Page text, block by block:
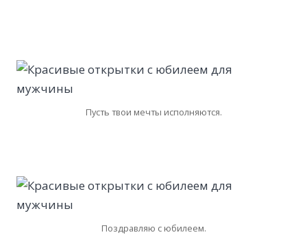
Пусть твои мечты исполняются.
Поздравляю с юбилеем.